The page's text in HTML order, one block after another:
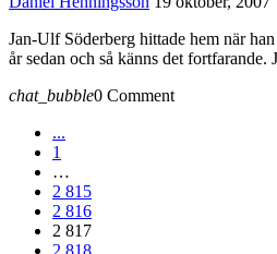
Jan-Ulf Söderberg hittade hem när
år sedan och så känns det
chat_bubble0 Comment
...
1
…
2 815
2 816
2 817